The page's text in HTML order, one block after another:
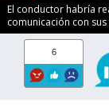
El conductor habría
comunicación con
6